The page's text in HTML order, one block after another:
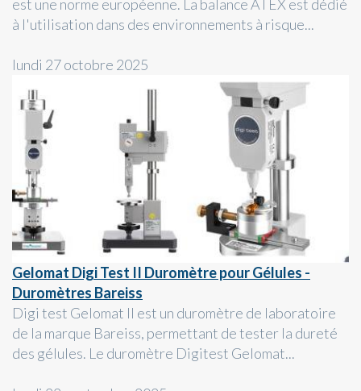
est une norme européenne. La balance ATEX est dédié
à l'utilisation dans des environnements à risque...
lundi 27 octobre 2025
Gelomat Digi Test II Duromètre pour Gélules -
Duromètres Bareiss
Digi test Gelomat II est un duromètre de laboratoire
de la marque Bareiss, permettant de tester la dureté
des gélules. Le duromètre Digitest Gelomat...